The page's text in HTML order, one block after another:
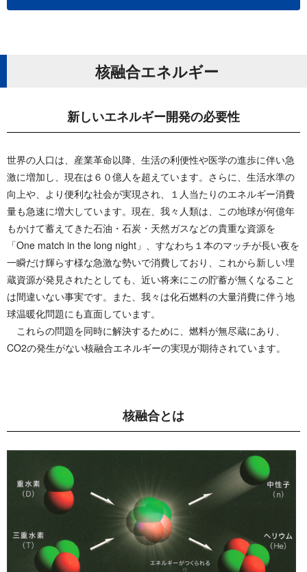
核融合エ ネ ル ギ ー
新しいエネルギー開発 の 必 要 性
世界の人口は、産業革命以降、生活の利便性や医学の進歩に伴い急
激に増加し、現在は６０億人を超えています。さらに、生活水準の
向上や、より便利な社会が実現され、１人当たりのエネルギー消費
量も急速に増大しています。現在、我々人類は、この地球が何億年
もかけて蓄えてきた石油・石炭・天然ガスなどの貴重な資源を
「One match in the long night」、すなわち１本のマッチが長い夜を
一瞬だけ輝らす様な急激な勢いで消費しており、これから新しい埋
蔵資源が発見されたとしても、近い将来にこの貯蓄が無くなること
は間違いない事実です。また、我々は化石燃料の大量消費に伴う地
球温暖化問題にも直面しています。
これらの問題を同時に解決するために、燃料が無尽蔵にあり、
CO2の発生がない核融合エネルギーの実現が期待されています。
核 融 合 と は